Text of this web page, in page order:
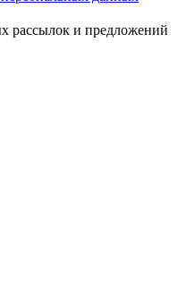
рассылок и предложений